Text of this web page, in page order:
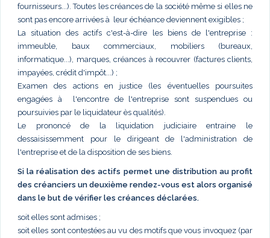
fournisseurs...). Toutes les créances de la société même si elles ne
sont pas encore arrivées à leur échéance deviennent exigibles ;
La situation des actifs c'est-à-dire les biens de l'entreprise :
immeuble, baux commerciaux, mobiliers (bureaux,
informatique...), marques, créances à recouvrer (factures clients,
impayées, crédit d'impôt...) ;
Examen des actions en justice (les éventuelles poursuites
engagées à l'encontre de l'entreprise sont suspendues ou
poursuivies par le liquidateur ès qualités).
Le prononcé de la liquidation judiciaire entraine le
dessaisissemment pour le dirigeant de l'administration de
l'entreprise et de la disposition de ses biens.
Si la réalisation des actifs permet une distribution au profit
des créanciers un deuxième rendez-vous est alors organisé
dans le but de vérifier les créances déclarées.
soit elles sont admises ;
soit elles sont contestées au vu des motifs que vous invoquez (par